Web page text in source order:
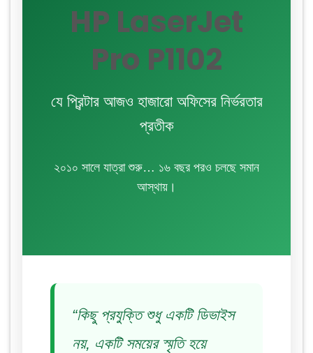
HP LaserJet
Pro P1102
যে প্রিন্টার আজও হাজারো অফিসের নির্ভরতার
প্রতীক
২০১০ সালে যাত্রা শুরু… ১৬ বছর পরও চলছে সমান
আস্থায়।
“কিছু প্রযুক্তি শুধু একটি ডিভাইস
নয়, একটি সময়ের স্মৃতি হয়ে